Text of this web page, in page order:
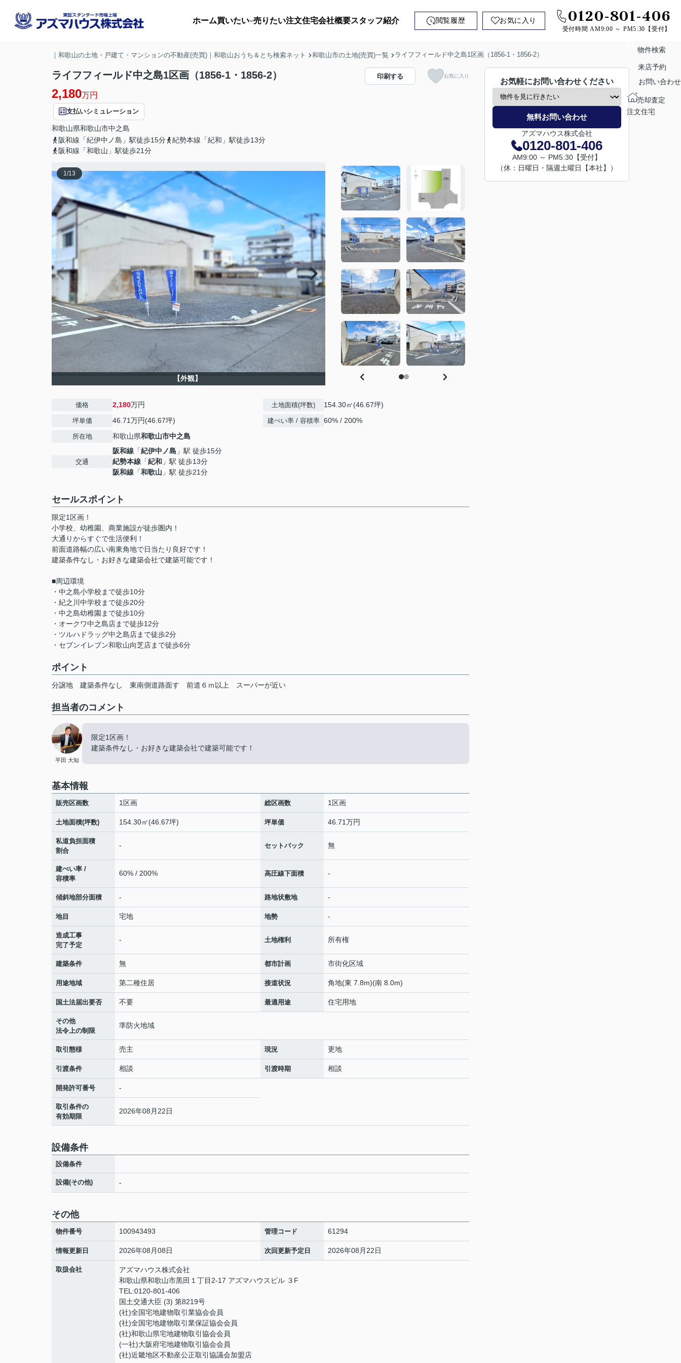
ホーム買いたい
土地
売りたい注文住宅会社概要スタッフ紹介 閲覧履歴 お気に入り 0120-801-406
受付時間 AM9:00 ～ PM5:30【受付】
｜和歌山の土地・戸建て・マンションの不動産(売買)｜和歌山おうち＆とち検索ネット 和歌山市の土地(売買)一覧 ライフフィールド中之島1区画（1856-1・1856-2）
ライフフィールド中之島1区画（1856-1・1856-2）
2,180万円
支払いシミュレーション
和歌山県和歌山市中之島
阪和線「紀伊中ノ島」駅徒歩15分
紀勢本線「紀和」駅徒歩13分
阪和線「和歌山」駅徒歩21分
印刷する お気に入り
1 /13
【外観】
価格 2,180万円
坪単価 46.71万円(46.67坪)
所在地 和歌山県和歌山市中之島
交通
阪和線 「紀伊中ノ島 」駅 徒歩15分
紀勢本線 「紀和 」駅 徒歩13分
阪和線 「和歌山 」駅 徒歩21分
土地面積(坪数) 154.30㎡(46.67坪)
建ぺい率 / 容積率 60% / 200%
セールスポイント
限定1区画！
小学校、幼稚園、商業施設が徒歩圏内！
大通りからすぐで生活便利！
前面道路幅の広い南東角地で日当たり良好です！
建築条件なし・お好きな建築会社で建築可能です！
■周辺環境
・中之島小学校まで徒歩10分
・紀之川中学校まで徒歩20分
・中之島幼稚園まで徒歩10分
・オークワ中之島店まで徒歩12分
・ツルハドラッグ中之島店まで徒歩2分
・セブンイレブン和歌山向芝店まで徒歩6分
ポイント
分譲地 建築条件なし 東南側道路面す 前道６ｍ以上 スーパーが近い
担当者のコメント
平田 大知
限定1区画！
建築条件なし・お好きな建築会社で建築可能です！
基本情報
販売区画数 1区画 総区画数 1区画
土地面積(坪数) 154.30㎡(46.67坪) 坪単価 46.71万円
私道負担面積
割合
- セットバック 無
建ぺい率 /
容積率
60% / 200% 高圧線下面積 -
傾斜地部分面積 - 路地状敷地 -
地目 宅地 地勢 -
造成工事
完了予定
- 土地権利 所有権
建築条件 無 都市計画 市街化区域
用途地域 第二種住居 接道状況 角地(東 7.8m)(南 8.0m)
国土法届出要否 不要 最適用途 住宅用地
その他
法令上の制限
準防火地域
取引態様 売主 現況 更地
引渡条件 相談 引渡時期 相談
開発許可番号 -
取引条件の
有効期限
2026年08月22日
設備条件
設備条件
設備(その他) -
その他
物件番号 100943493 管理コード 61294
情報更新日 2026年08月08日 次回更新予定日 2026年08月22日
取扱会社
アズマハウス株式会社
和歌山県和歌山市黒田１丁目2-17 アズマハウスビル ３F
TEL:0120-801-406
国土交通大臣 (3) 第8219号
(社)全国宅地建物取引業協会会員
(社)全国宅地建物取引業保証協会会員
(社)和歌山県宅地建物取引協会会員
(一社)大阪府宅地建物取引協会会員
(社)近畿地区不動産公正取引協議会加盟店
お気軽にお問い合わせください
無料お問い合わせ
アズマハウス株式会社
0120-801-406
AM9:00 ～ PM5:30【受付】
（休：日曜日・隔週土曜日【本社】）
物件検索
来店予約
お問い合わせ
売却査定
注文住宅